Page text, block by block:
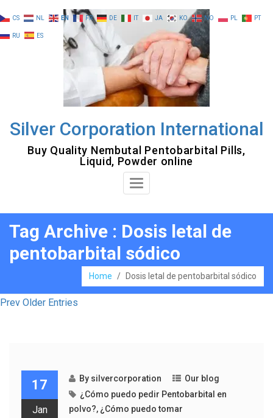
to
content
Silver Corporation International
Buy Quality Nembutal Pentobarbital Pills,
Liquid, Powder online
Toggle
Tag Archive : Dosis letal de
pentobarbital sódico
Home / Dosis letal de pentobarbital sódico
Prev Older Entries
17
Jan
By silvercorporation
Our blog
¿Cómo puedo pedir Pentobarbital en
polvo?, ¿Cómo puedo tomar
CS NL EN FR DE IT JA KO NO PL PT
RU ES